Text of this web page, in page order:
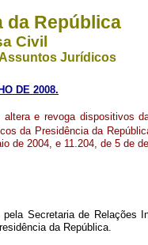
da República
Civil
Jurídicos
DE 2008.
altera e revoga dispositivos
da Presidência da
de 2004, e 11.204, de 5 de
Secretaria de Relações
da República.